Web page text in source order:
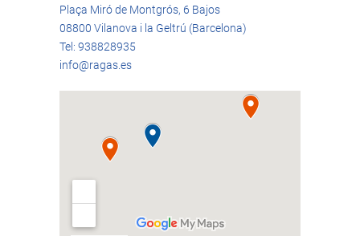
Plaça Miró de Montgrós, 6 Bajos
08800 Vilanova i la Geltrú (Barcelona)
Tel: 938828935
info@ragas.es